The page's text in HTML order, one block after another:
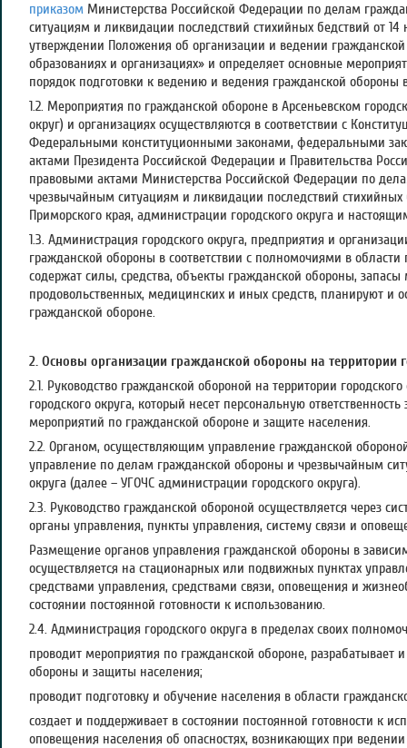
приказом Министерства Российской Федерации по делам
ситуациям и ликвидации последствий стихийных бедствий от
утверждении Положения об организации и ведении
образованиях и организациях» и определяет основные
порядок подготовки к ведению и ведения гражданской обороны
1.2. Мероприятия по гражданской обороне в Арсеньевском
округ) и организациях осуществляются в соответствии с
Федеральными конституционными законами, федеральными
актами Президента Российской Федерации и Правительства
правовыми актами Министерства Российской Федерации по
чрезвычайным ситуациям и ликвидации последствий стихийных
Приморского края, администрации городского округа и
1.3. Администрация городского округа, предприятия и
гражданской обороны в соответствии с полномочиями в
содержат силы, средства, объекты гражданской обороны, запасы
продовольственных, медицинских и иных средств, планируют и
гражданской обороне.
2. Основы организации гражданской обороны на территории
2.1. Руководство гражданской обороной на территории
городского округа, который несет персональную
мероприятий по гражданской обороне и защите населения.
2.2. Органом, осуществляющим управление гражданской
управление по делам гражданской обороны и чрезвычайным
округа (далее – УГОЧС администрации городского округа).
2.3. Руководство гражданской обороной осуществляется через
органы управления, пункты управления, систему связи и
Размещение органов управления гражданской обороны в
осуществляется на стационарных или подвижных пунктах
средствами управления, средствами связи, оповещения и
состоянии постоянной готовности к использованию.
2.4. Администрация городского округа в пределах своих
проводит мероприятия по гражданской обороне, разрабатывает
обороны и защиты населения;
проводит подготовку и обучение населения в области
создает и поддерживает в состоянии постоянной готовности к
оповещения населения об опасностях, возникающих при